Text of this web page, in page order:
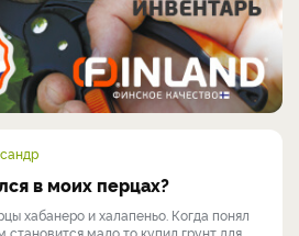
в моих перцах?
хабанеро и халапеньо. Когда понял
становится мало то купил грунт для